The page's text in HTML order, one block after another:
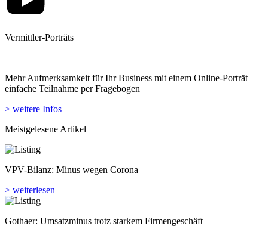
Vermittler-Porträts
Mehr Aufmerksamkeit für Ihr Business mit einem Online-Porträt –
einfache Teilnahme per Fragebogen
> weitere Infos
Meistgelesene Artikel
VPV-Bilanz: Minus wegen Corona
> weiterlesen
Gothaer: Umsatzminus trotz starkem Firmengeschäft